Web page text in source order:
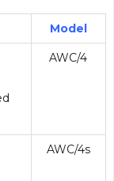
Model
AWC/4
AWC/4s